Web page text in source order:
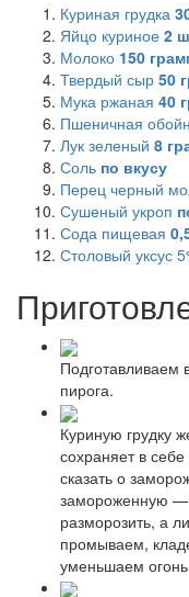
Куриная грудка
Яйцо куриное 2
Молоко 150
Твердый сыр 50
Мука ржаная 40
Пшеничная
Лук зеленый 8
Соль по вкусу
Перец черный
Сушеный укроп
Сода пищевая
Столовый уксус
Подготавливаем
пирога.
Куриную грудку
сохраняет в
сказать о
замороженную —
разморозить, а
промываем,
уменьшаем